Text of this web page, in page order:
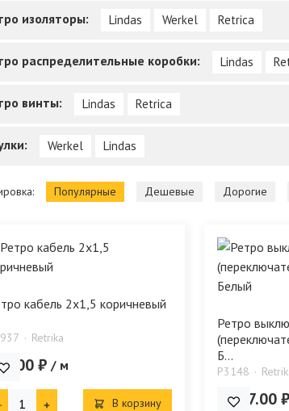
изоляторы: Lindas Werkel Retrica
распределительные коробки: Lindas
винты: Lindas Retrica
Werkel Lindas
Популярные Дешевые Дорогие
кабель 2х1,5 коричневый
Retrika
₽ / м
В корзину
Ретро
Б...
P3148
1 037.00 ₽